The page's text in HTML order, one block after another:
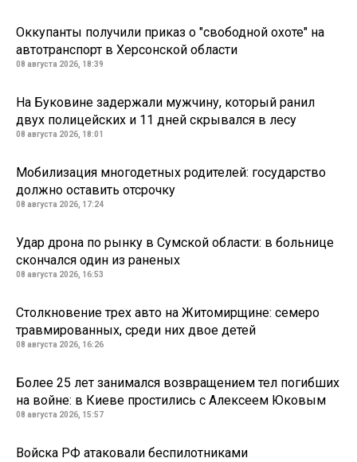
Оккупанты получили приказ о "свободной охоте" на
автотранспорт в Херсонской области
08 августа 2026, 18:39
На Буковине задержали мужчину, который ранил
двух полицейских и 11 дней скрывался в лесу
08 августа 2026, 18:01
Мобилизация многодетных родителей: государство
должно оставить отсрочку
08 августа 2026, 17:24
Удар дрона по рынку в Сумской области: в больнице
скончался один из раненых
08 августа 2026, 16:53
Столкновение трех авто на Житомирщине: семеро
травмированных, среди них двое детей
08 августа 2026, 16:26
Более 25 лет занимался возвращением тел погибших
на войне: в Киеве простились с Алексеем Юковым
08 августа 2026, 15:57
Войска РФ атаковали беспилотниками